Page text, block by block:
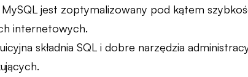
jest zoptymalizowany pod kątem
internetowych.
składnia SQL i dobre narzędzia